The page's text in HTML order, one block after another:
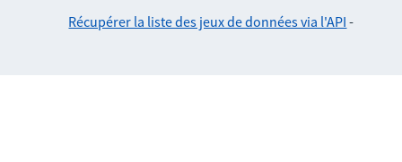
Récupérer la liste des jeux de données via l'API -